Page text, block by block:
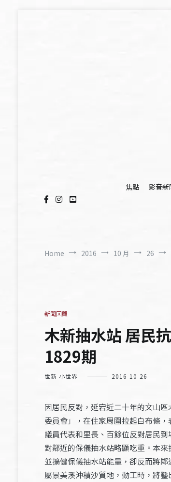
焦點
影音新
Home 2016 10 月 26
新聞回顧
木新抽水站 居民
1829期
世新 小世界 2016-10-26
因居民反對，延宕近二十年的文山
委員會」，在住家周圍拉起白布條
議員代表和里長、百餘位反對居民
對鄰近的保儀抽水站略顯吃重。本
並擴健保儀抽水站能量，卻反而將
屬景美溪沖積沙質地，動工時，將